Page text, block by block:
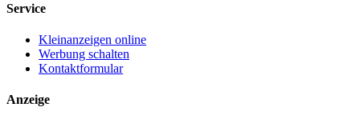
Service
Kleinanzeigen online
Werbung schalten
Kontaktformular
Anzeige